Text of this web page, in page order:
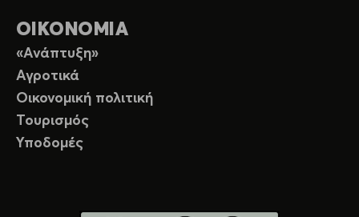
ΟΙΚΟΝΟΜΙΑ
«Ανάπτυξη»
Αγροτικά
Οικονομική πολιτική
Τουρισμός
Υποδομές